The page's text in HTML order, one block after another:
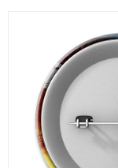
hvězdiček.